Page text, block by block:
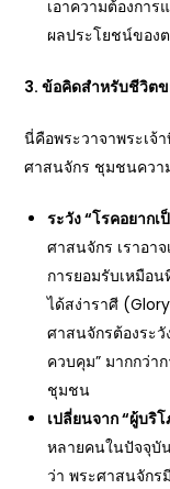
เอาความต้องการ
ผลประโยชน์ของ
3. ข้อคิดสำหรับชีวิตข
นี่คือพระวาจาพระเจ้
ศาสนจักร ชุมชนควา
ระวัง “โรคอยาก
ศาสนจักร เราอา
การยอมรับเหมือ
ได้สง่าราศี
ศาสนจักรต้องระ
ควบคุม” มากกว่า
ชุมชน
เปลี่ยนจาก “ผู้บริ
หลายคนในปัจจุบั
ว่า พระศาสนจักร